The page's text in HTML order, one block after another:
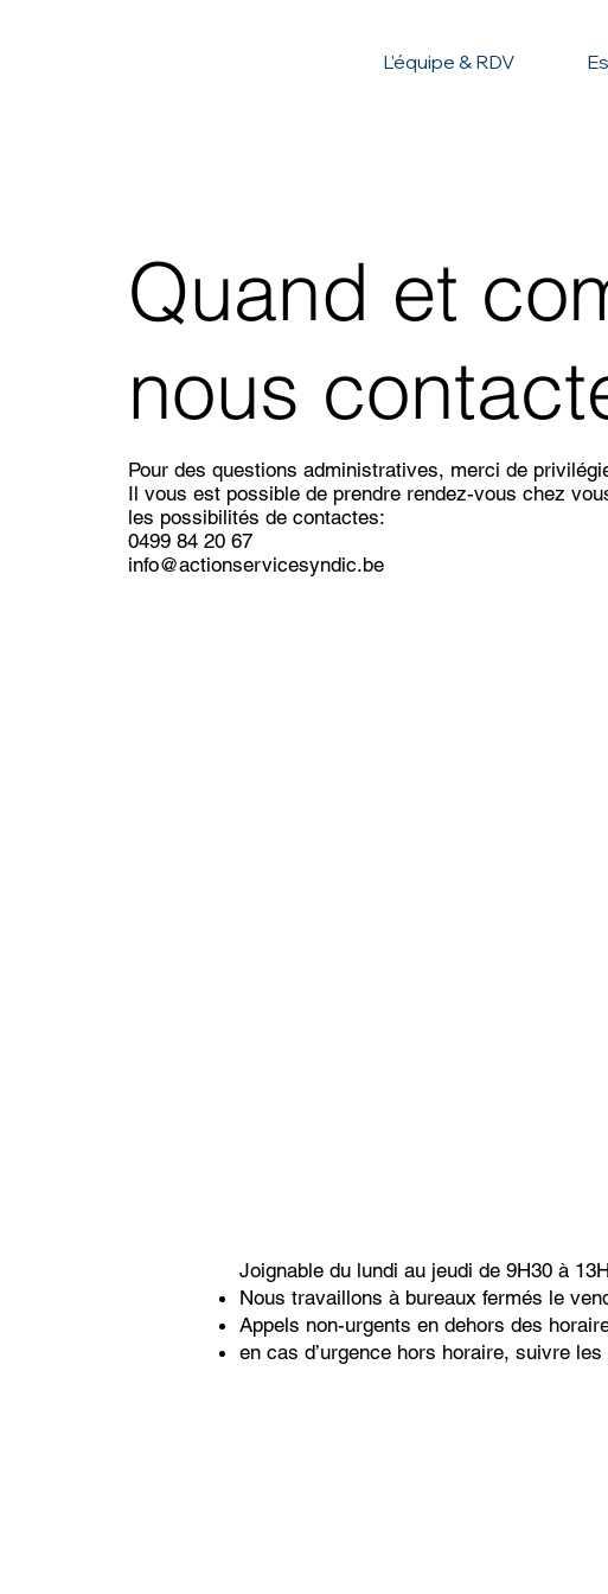
L'équipe & RDV
Quand et
nous
Pour des questions administratives, merci de
Il vous est possible de prendre rendez-vous chez
les possibilités de contactes:
0499 84 20 67
info@actionservicesyndic.be
Joignable du lundi au jeudi de 9H30 à
Nous travaillons à bureaux fermés le
Appels non-urgents en dehors des
en cas d’urgence hors horaire, suivre